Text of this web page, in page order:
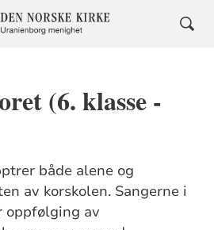
(6. klasse -
både alene og
av korskolen. Sangerne i
oppfølging av